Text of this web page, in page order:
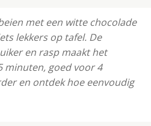
met een witte chocolade
lekkers op tafel. De
en rasp maakt het
minuten, goed voor 4
en ontdek hoe eenvoudig